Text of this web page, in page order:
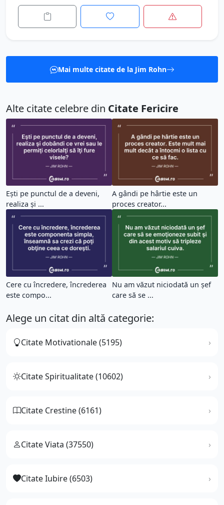
Mai multe citate de la Jim Rohn
Alte citate celebre din Citate Fericire
Eşti pe punctul de a deveni,
realiza şi ...
A gândi pe hârtie este un
proces creator...
Cere cu încredere, încrederea
este compo...
Nu am văzut niciodată un şef
care să se ...
Alege un citat din altă categorie:
Citate Motivationale (5195)
Citate Spiritualitate (10602)
Citate Crestine (6161)
Citate Viata (37550)
Citate Iubire (6503)